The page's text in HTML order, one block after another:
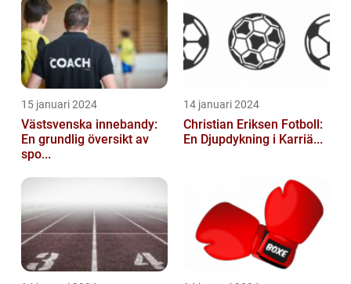
15 januari 2024
Västsvenska innebandy:
En grundlig översikt av
spo...
14 januari 2024
Christian Eriksen Fotboll:
En Djupdykning i Karriä...